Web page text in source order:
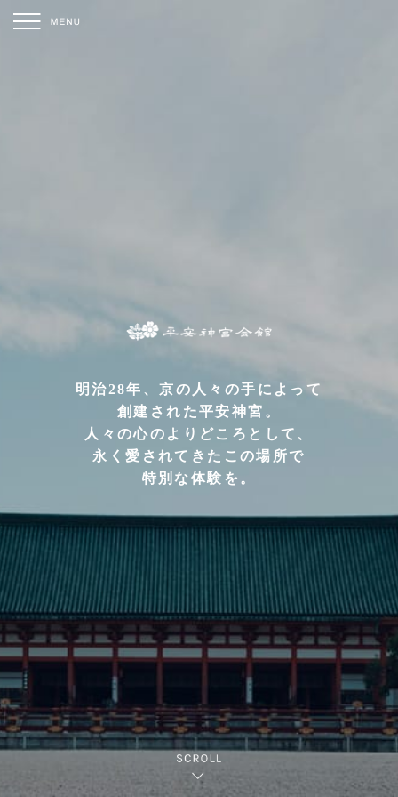
明治28年、京の人々の手によって
創建された平安神宮。
人々の心のよりどころとして、
永く愛されてきたこの場所で
特別な体験を。